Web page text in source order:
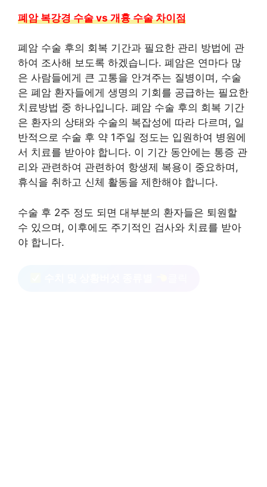
폐암 복강경 수술 vs 개흉 수술 차이점
폐암 수술 후의 회복 기간과 필요한 관리 방법에 관
하여 조사해 보도록 하겠습니다. 폐암은 연마다 많
은 사람들에게 큰 고통을 안겨주는 질병이며, 수술
은 폐암 환자들에게 생명의 기회를 공급하는 필요한
치료방법 중 하나입니다. 폐암 수술 후의 회복 기간
은 환자의 상태와 수술의 복잡성에 따라 다르며, 일
반적으로 수술 후 약 1주일 정도는 입원하여 병원에
서 치료를 받아야 합니다. 이 기간 동안에는 통증 관
리와 관련하여 관련하여 항생제 복용이 중요하며,
휴식을 취하고 신체 활동을 제한해야 합니다.
수술 후 2주 정도 되면 대부분의 환자들은 퇴원할
수 있으며, 이후에도 주기적인 검사와 치료를 받아
야 합니다.